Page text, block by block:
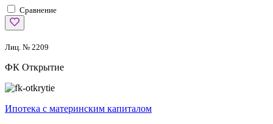
Сравнение
Лиц. № 2209
ФК Открытие
Ипотека с материнским капиталом